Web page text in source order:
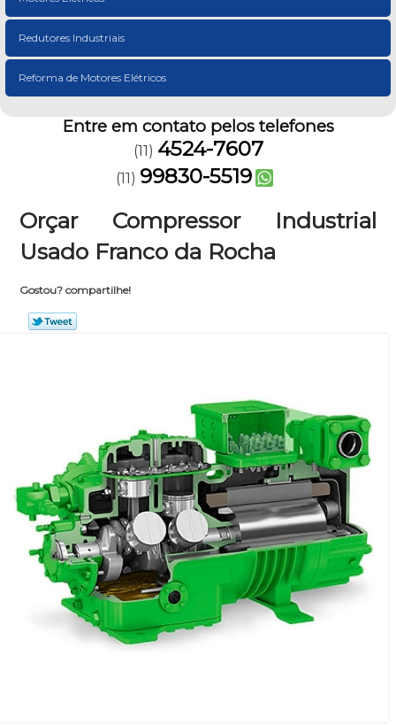
Redutores Industriais
Reforma de Motores Elétricos
Entre em contato pelos telefones
(11) 4524-7607
(11) 99830-5519
Orçar Compressor Industrial
Usado Franco da Rocha
Gostou? compartilhe!